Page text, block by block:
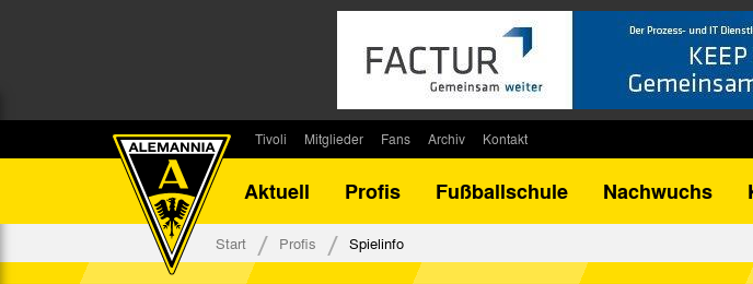
Tivoli
Stadionsprecher
Mitglieder
Kontakt
Fans
Fanbeirat
Fan-Klubs
Archiv
Kontakt
Aktuell
Profis Fußballschule Nachwuchs
Start Profis Spielinfo